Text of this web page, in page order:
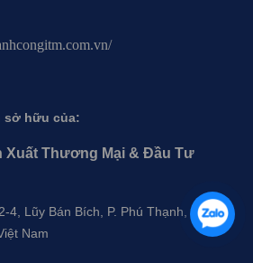
sở hữu của:
Xuất Thương Mại & Đầu Tư
4, Lũy Bán Bích, P. Phú Thạnh, Q.Tân
Nam